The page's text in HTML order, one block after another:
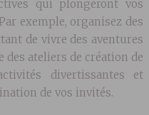
qui plongeront vos
exemple, organisez des
de vivre des aventures
des ateliers de création de
divertissantes et
de vos invités.